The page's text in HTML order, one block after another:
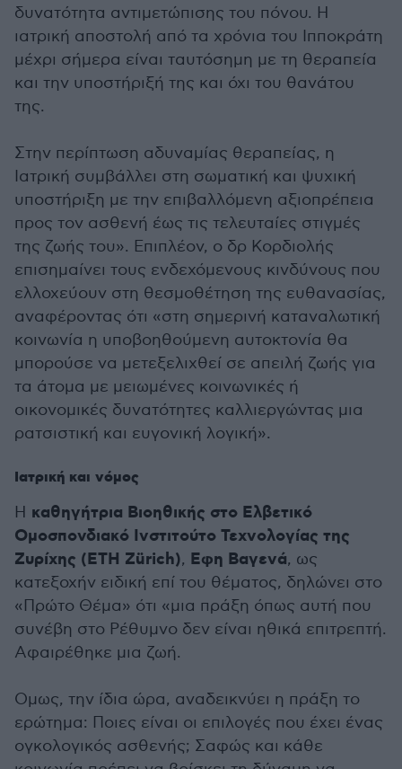
δυνατότητα αντιμετώπισης του πόνου. Η
ιατρική αποστολή από τα χρόνια του Ιπποκράτη
μέχρι σήμερα είναι ταυτόσημη με τη θεραπεία
και την υποστήριξή της και όχι του θανάτου
της.
Στην περίπτωση αδυναμίας θεραπείας, η
Ιατρική συμβάλλει στη σωματική και ψυχική
υποστήριξη με την επιβαλλόμενη αξιοπρέπεια
προς τον ασθενή έως τις τελευταίες στιγμές
της ζωής του». Επιπλέον, ο δρ Κορδιολής
επισημαίνει τους ενδεχόμενους κινδύνους που
ελλοχεύουν στη θεσμοθέτηση της ευθανασίας,
αναφέροντας ότι «στη σημερινή καταναλωτική
κοινωνία η υποβοηθούμενη αυτοκτονία θα
μπορούσε να μετεξελιχθεί σε απειλή ζωής για
τα άτομα με μειωμένες κοινωνικές ή
οικονομικές δυνατότητες καλλιεργώντας μια
ρατσιστική και ευγονική λογική».
Ιατρική και νόμος
Η καθηγήτρια Βιοηθικής στο Ελβετικό
Ομοσπονδιακό Ινστιτούτο Τεχνολογίας της
Ζυρίχης (ETH Zürich), Εφη Βαγενά, ως
κατεξοχήν ειδική επί του θέματος, δηλώνει στο
«Πρώτο Θέμα» ότι «μια πράξη όπως αυτή που
συνέβη στο Ρέθυμνο δεν είναι ηθικά επιτρεπτή.
Αφαιρέθηκε μια ζωή.
Ομως, την ίδια ώρα, αναδεικνύει η πράξη το
ερώτημα: Ποιες είναι οι επιλογές που έχει ένας
ογκολογικός ασθενής; Σαφώς και κάθε